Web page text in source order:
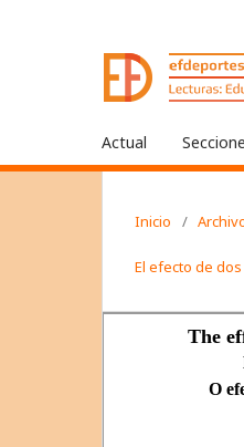
Actual
Inicio /
El efecto de